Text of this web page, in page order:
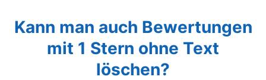
Kann man auch Bewertungen
mit 1 Stern ohne Text
löschen?